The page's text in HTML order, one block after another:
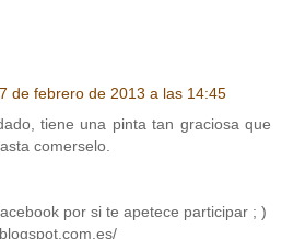
de febrero de 2013 a las 14:45
tiene una pinta tan graciosa que
comerselo.
por si te apetece participar ; )